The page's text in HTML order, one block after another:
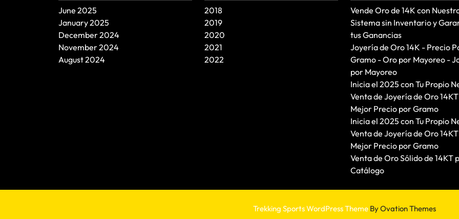
June 2025
January 2025
December 2024
November 2024
August 2024
2018
2019
2020
2021
2022
Vende Oro de 14K con
Sistema sin Inventario y
tus Ganancias
Joyería de Oro 14K - Precio
Gramo - Oro por Mayoreo -
por Mayoreo
Inicia el 2025 con Tu Propio
Venta de Joyería de Oro
Mejor Precio por Gramo
Inicia el 2025 con Tu Propio
Venta de Joyería de Oro
Mejor Precio por Gramo
Venta de Oro Sólido de 14KT
Catálogo
Trekking Sports WordPress ThemeBy Ovation Themes